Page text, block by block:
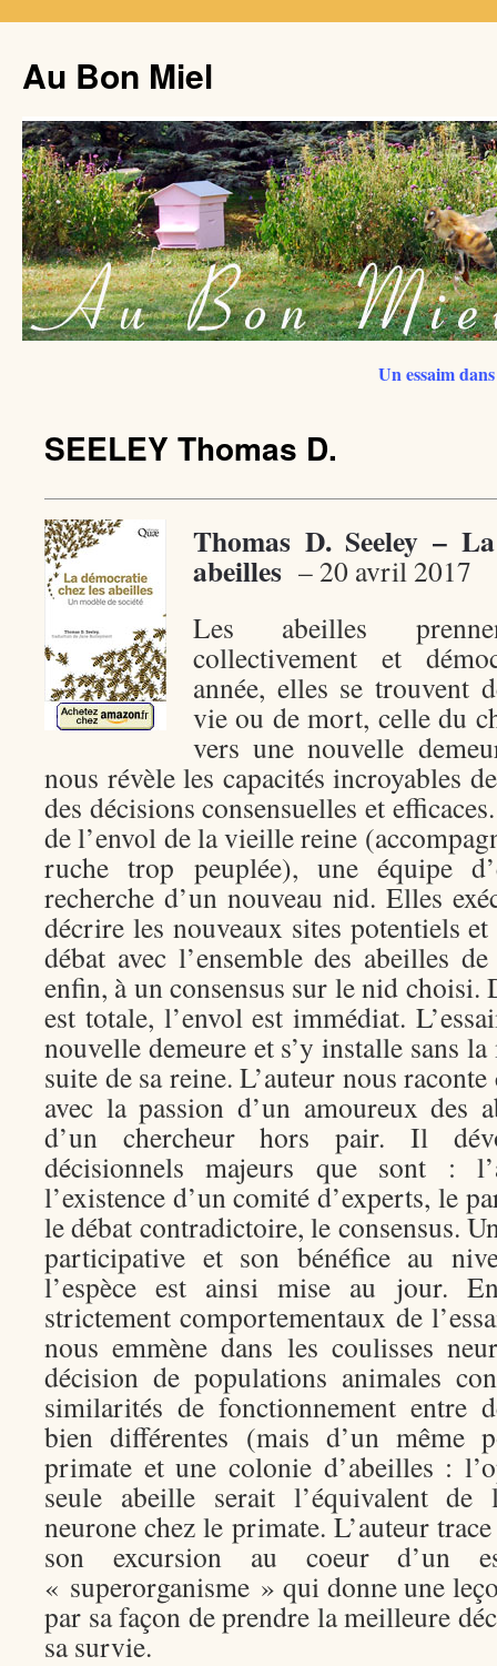
Au Bon Miel
Un essaim
SEELEY Thomas D.
Thomas D. Seeley –
abeilles – 20 avril 2017
Les abeilles
collectivement et
année, elles se trouvent
vie ou de mort, celle du
vers une nouvelle
nous révèle les capacités incroyables
des décisions consensuelles et
de l’envol de la vieille reine
ruche trop peuplée), une équipe
recherche d’un nouveau nid. Elles
décrire les nouveaux sites potentiels
débat avec l’ensemble des abeilles
enfin, à un consensus sur le nid choisi.
est totale, l’envol est immédiat.
nouvelle demeure et s’y installe sans
suite de sa reine. L’auteur nous
avec la passion d’un amoureux des
d’un chercheur hors pair. Il
décisionnels majeurs que sont :
l’existence d’un comité d’experts, le
le débat contradictoire, le consensus.
participative et son bénéfice au
l’espèce est ainsi mise au jour.
strictement comportementaux de
nous emmène dans les coulisses
décision de populations animales
similarités de fonctionnement entre
bien différentes (mais d’un même
primate et une colonie d’abeilles :
seule abeille serait l’équivalent de
neurone chez le primate. L’auteur
son excursion au coeur d’un
« superorganisme » qui donne une
par sa façon de prendre la meilleure
sa survie.